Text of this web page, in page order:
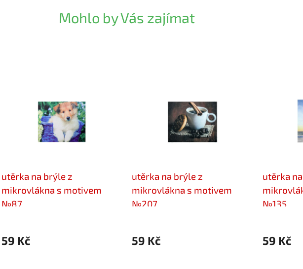
Mohlo by Vás zajímat
utěrka na brýle z
mikrovlákna s motivem
№87
59 Kč
utěrka na brýle z
mikrovlákna s motivem
№207
59 Kč
utěrka
№135
59 Kč